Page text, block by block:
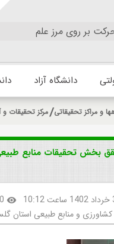
بر روی مرز علم
دانشگاه آزاد
و مراکز تحقیقاتی مرکز تحقیقات
بخش تحقیقات منابع
visibility
و منابع طبیعی استان